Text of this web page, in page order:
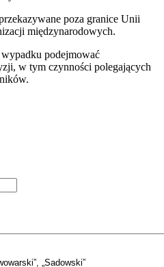
poza granice Unii
międzynarodowych.
podejmować
w tym czynności polegających